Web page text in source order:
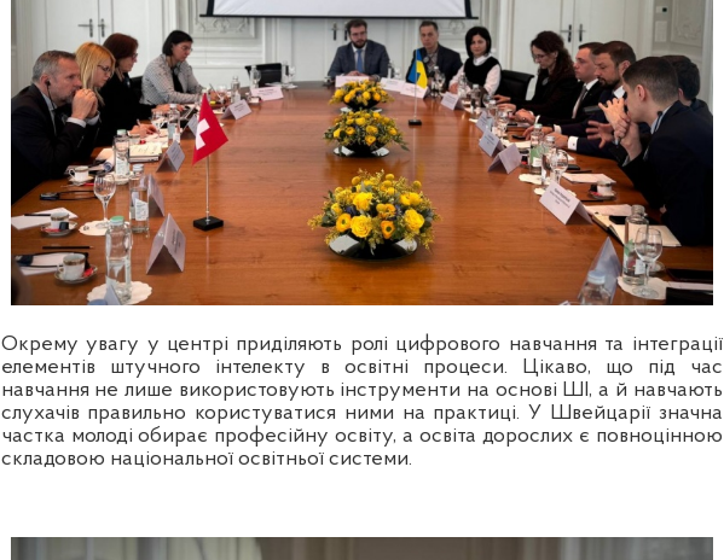
Окрему увагу у центрі приділяють ролі цифрового навчання та інтеграції
елементів штучного інтелекту в освітні процеси. Цікаво, що під час
навчання не лише використовують інструменти на основі ШІ, а й навчають
слухачів правильно користуватися ними на практиці. У Швейцарії значна
частка молоді обирає професійну освіту, а освіта дорослих є повноцінною
складовою національної освітньої системи.